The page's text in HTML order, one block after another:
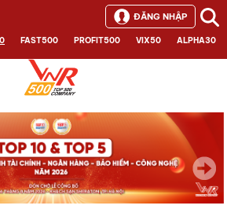
FAST500 PROFIT500 VIX50 ALPHA30
ĐĂNG NHẬP
Next